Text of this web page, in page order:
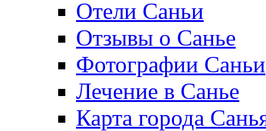
Отели Саньи
Отзывы о Санье
Фотографии Саньи
Лечение в Санье
Карта города